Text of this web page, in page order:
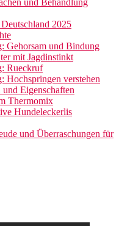
2025
Gehorsam und Bindung
mit Jagdinstinkt
Rueckruf
Hochspringen verstehen
und Eigenschaften
Thermomix
Hundeleckerlis
und Überraschungen für